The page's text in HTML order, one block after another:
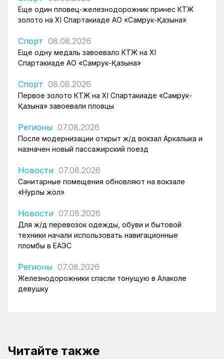
Еще один пловец-железнодорожник принес КТЖ
золото на XI Спартакиаде АО «Самрук-Қазына»
Спорт 08.08.2026
Еще одну медаль завоевало КТЖ на XI
Спартакиаде АО «Самрук-Қазына»
Спорт 08.08.2026
Первое золото КТЖ на XI Спартакиаде «Самрук-
Қазына» завоевали пловцы
Регионы 07.08.2026
После модернизации открыт ж/д вокзал Аркалыка и
назначен новый пассажирский поезд
Новости 07.08.2026
Санитарные помещения обновляют на вокзале
«Нурлы жол»
Новости 07.08.2026
Для ж/д перевозок одежды, обуви и бытовой
техники начали использовать навигационные
пломбы в ЕАЭС
Регионы 07.08.2026
Железнодорожники спасли тонущую в Алаколе
девушку
Читайте также